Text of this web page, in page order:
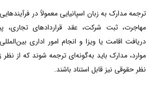
ترجمه مدارک به زبان اسپانیایی معمولاً در
مهاجرت، ثبت شرکت، عقد قراردادهای تجاری،
دریافت اقامت یا ویزا و انجام امور اداری
موارد، مدارک باید به‌گونه‌ای ترجمه شوند که از نظر
نظر حقوقی نیز قابل استناد باشند.